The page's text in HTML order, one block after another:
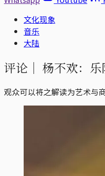
文化现象
音乐
大陆
评论｜ 杨不欢：
观众可以将之解读为艺术与